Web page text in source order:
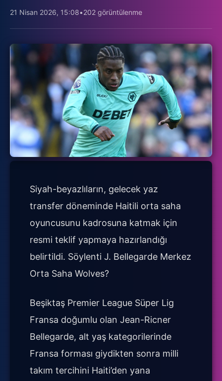
21 Nisan 2026, 15:08•202 görüntülenme
Siyah-beyazlıların, gelecek yaz
transfer döneminde Haitili orta saha
oyuncusunu kadrosuna katmak için
resmi teklif yapmaya hazırlandığı
belirtildi. Söylenti J. Bellegarde Merkez
Orta Saha Wolves?
Beşiktaş Premier League Süper Lig
Fransa doğumlu olan Jean-Ricner
Bellegarde, alt yaş kategorilerinde
Fransa forması giydikten sonra milli
takım tercihini Haiti’den yana